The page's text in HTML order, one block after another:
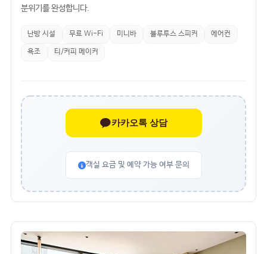
분위기를 완성합니다.
난방 시설 무료 Wi-Fi 미니바 블루투스 스피커 에어컨
욕조 티/커피 메이커
카카오톡 상담
객실 요금 및 예약 가능 여부 문의